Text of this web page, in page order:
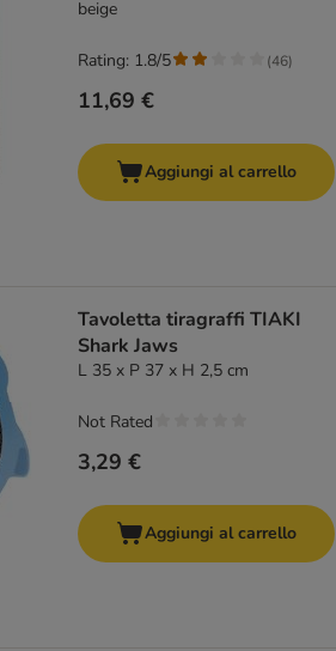
beige
11,69 €
Rating: 1.8/5 (46)
Aggiungi al carrello
Tavoletta tiragraffi TIAKI
Shark Jaws
L 35 x P 37 x H 2,5 cm
3,29 €
Not Rated
Aggiungi al carrello